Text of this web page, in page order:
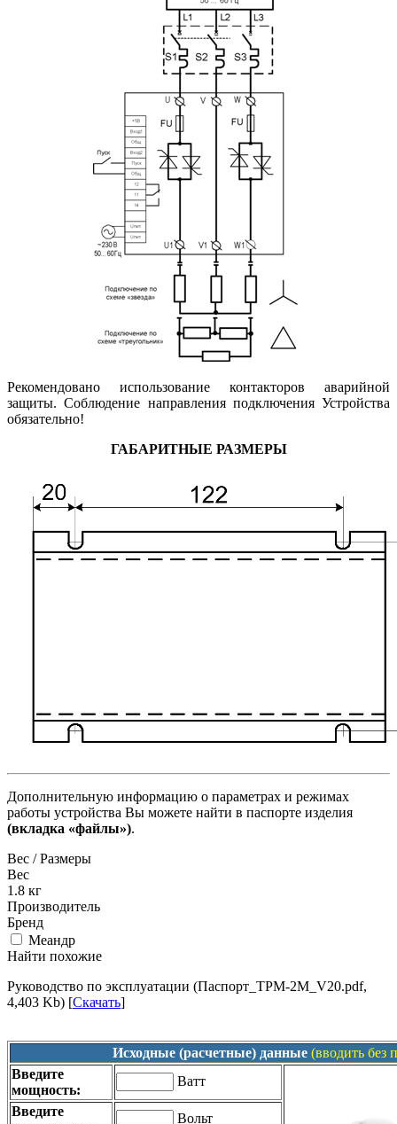
Рекомендовано использование контакторов аварийной
защиты. Соблюдение направления подключения Устройства
обязательно!
ГАБАРИТНЫЕ РАЗМЕРЫ
Дополнительную информацию о параметрах и режимах
работы устройства Вы можете найти в паспорте изделия
(вкладка «файлы»).
Вес / Размеры
Вес
1.8 кг
Производитель
Бренд
Меандр
Найти похожие
Руководство по эксплуатации (Паспорт_ТРМ-2М_V20.pdf,
4,403 Kb) [Скачать]
Исходные (расчетные) данные (вводить без
Введите
мощность:
Ватт
Введите
Вольт